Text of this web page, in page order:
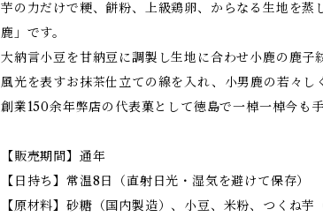
芋の力だけで粳、餅粉、上級鶏卵、からなる生地を蒸
鹿」です。
大納言小豆を甘納豆に調製し生地に合わせ小鹿の鹿子
風光を表すお抹茶仕立ての線を入れ、小男鹿の若々し
創業150余年弊店の代表菓として徳島で一棹一棹今も手
【販売期間】通年
【日持ち】常温8日（直射日光・湿気を避けて保存）
【原材料】砂糖（国内製造）、小豆、米粉、つくね